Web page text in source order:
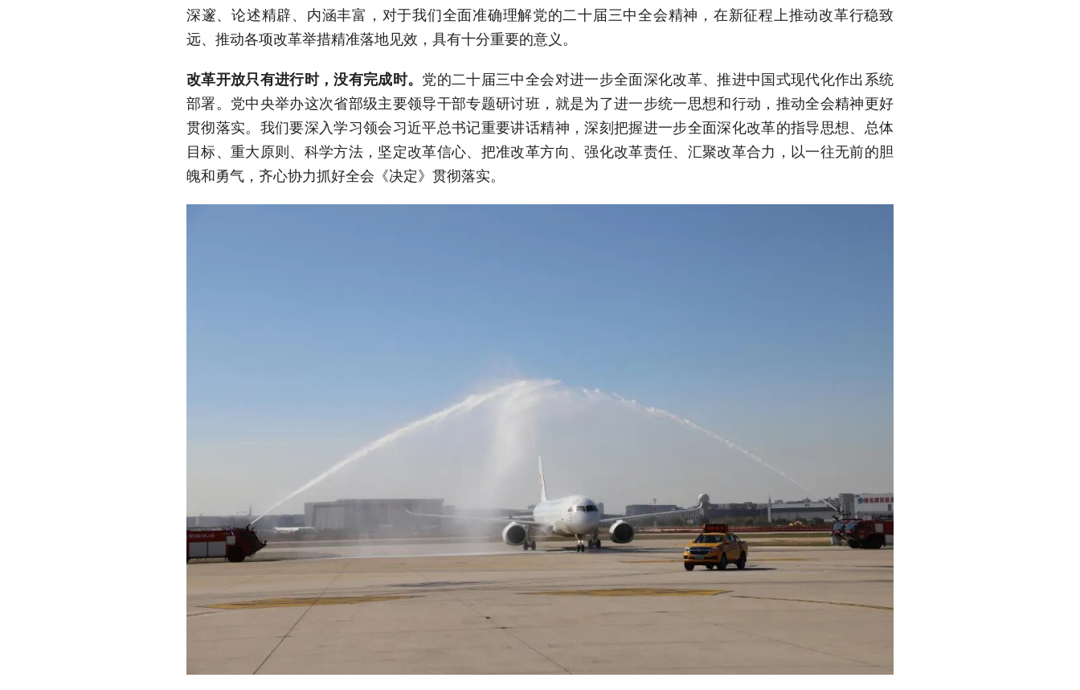
深邃、论述精辟、内涵丰富，对于我们全面准确理解党的二十届三中全会精神，在新征程上推动改革行稳致
远、推动各项改革举措精准落地见效，具有十分重要的意义。
改革开放只有进行时，没有完成时。 党的二十届三中全会对进一步全面深化改革、推进中国式现代化作出系统
部署。党中央举办这次省部级主要领导干部专题研讨班，就是为了进一步统一思想和行动，推动全会精神更好
贯彻落实。我们要深入学习领会习近平总书记重要讲话精神，深刻把握进一步全面深化改革的指导思想、总体
目标、重大原则、科学方法，坚定改革信心、把准改革方向、强化改革责任、汇聚改革合力，以一往无前的胆
魄和勇气，齐心协力抓好全会《决定》贯彻落实。